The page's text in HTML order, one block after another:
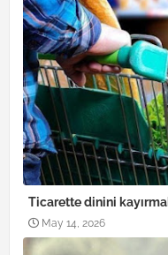
Ticarette dinini
May 14, 2026